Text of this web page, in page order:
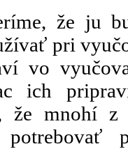
že ju
pri
vo
ich
že mnohí
potrebovať